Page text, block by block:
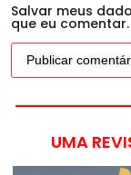
Salvar meus
que eu comentar.
UMA